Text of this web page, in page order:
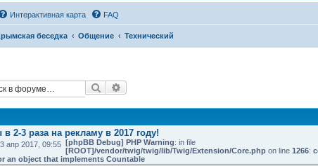
Интерактивная карта FAQ
беседка Общение Технический
Поиск
2-3 раза на рекламу в 2017 году!
апр 2017, 09:55 [phpBB Debug] PHP Warning: in file
[ROOT]/vendor/twig/twig/lib/Twig/Extension/Core.phpon line 1266:
an object that implements Countable